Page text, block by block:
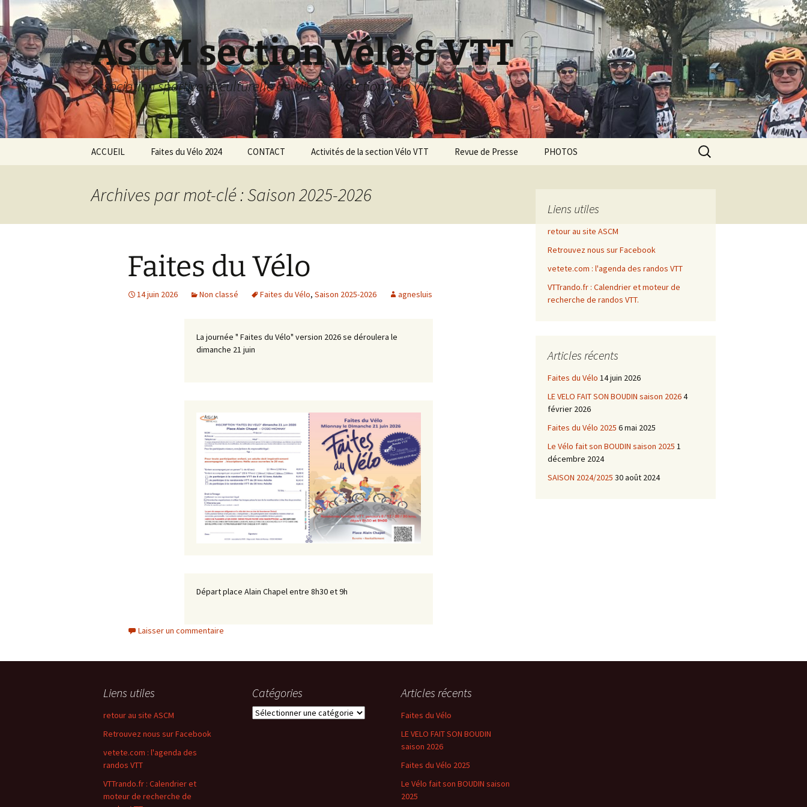
Aller
contenu
ASCM section Vélo & VTT
Association sportive et culturelle de Mionnay section vélo VTT
ACCUEIL Faites du Vélo 2024 CONTACT Activités de la section Vélo VTT
Saison 2013/2014
Sorties
La Presse
Liens GPS
Revue de Presse PHOTOS
Rechercher :
Archives par mot-clé : Saison 2025-2026
Faites du Vélo
14 juin 2026 Non classé Faites du Vélo, Saison 2025-2026 agnesluis
La journée " Faites du Vélo" version 2026 se déroulera le
dimanche 21 juin
Départ place Alain Chapel entre 8h30 et 9h
Laisser un commentaire
Liens utiles
retour au site ASCM
Retrouvez nous sur Facebook
vetete.com : l'agenda des randos VTT
VTTrando.fr : Calendrier et moteur de
recherche de randos VTT.
Articles récents
Faites du Vélo 14 juin 2026
LE VELO FAIT SON BOUDIN saison 20264
février 2026
Faites du Vélo 2025 6 mai 2025
Le Vélo fait son BOUDIN saison 2025 1
décembre 2024
SAISON 2024/2025 30 août 2024
Liens utiles
retour au site ASCM
Retrouvez nous sur Facebook
vetete.com : l'agenda des
randos VTT
VTTrando.fr : Calendrier et
moteur de recherche de
Catégories
Catégories
Articles récents
Faites du Vélo
LE VELO FAIT SON BOUDIN
saison 2026
Faites du Vélo 2025
Le Vélo fait son BOUDIN saison
2025